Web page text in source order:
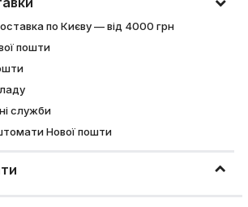
по Києву — від 4000 грн
пошти
служби
Нової пошти